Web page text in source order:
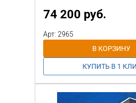
надежная и удобная
занимающая
много места.
Возможные комплектации:
- Вариант1 два каната и
- Вариант2 один канат и
Цена на сайте указана за
74 200 руб.
Арт: 2965